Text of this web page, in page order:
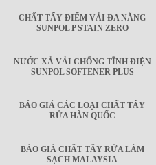
CHẤT TẨY ĐIỂM VẢI ĐA NĂNG
SUNPOL P STAIN ZERO
NƯỚC XẢ VẢI CHỐNG TĨNH ĐIỆN
SUNPOL SOFTENER PLUS
BÁO GIÁ CÁC LOẠI CHẤT TẨY
RỬA HÀN QUỐC
BÁO GIÁ CHẤT TẨY RỬA LÀM
SẠCH MALAYSIA